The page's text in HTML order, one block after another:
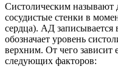
Систолическим называют
сосудистые стенки в
сердца). АД записывается
обозначает уровень
верхним. От чего зависит
следующих факторов: